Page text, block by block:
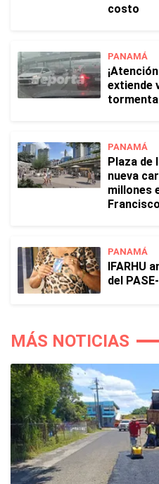
costo
PANAMÁ
extiende
PANAMÁ
Plaza de
nueva
millones
Francisco
PANAMÁ
IFARHU
del
MÁS NOTICIAS